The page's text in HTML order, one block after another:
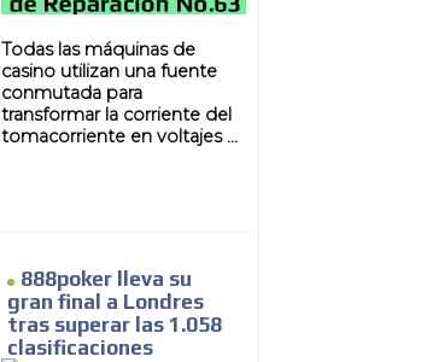
Todas las máquinas de
casino utilizan una fuente
conmutada para
transformar la corriente del
tomacorriente en voltajes ...
888poker lleva su
gran final a Londres
tras superar las 1.058
clasificaciones